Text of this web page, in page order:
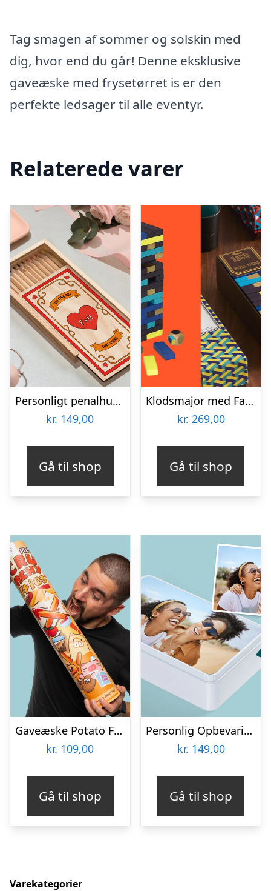
Tag smagen af sommer og solskin med
dig, hvor end du går! Denne eksklusive
gaveæske med frysetørret is er den
perfekte ledsager til alle eventyr.
Relaterede varer
Personligt penalhus med Retrodesign
kr. 149,00
Gå til shop
Klodsmajor med Farver
kr. 269,00
Gå til shop
Gaveæske Potato Fries – Tokimeki
kr. 109,00
Gå til shop
Personlig Opbevaringsboks i Metal med Billede – Rektangulær
kr. 149,00
Gå til shop
Varekategorier